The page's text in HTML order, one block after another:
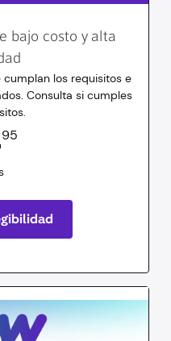
bajo costo y alta
los requisitos e
Consulta si cumples
95